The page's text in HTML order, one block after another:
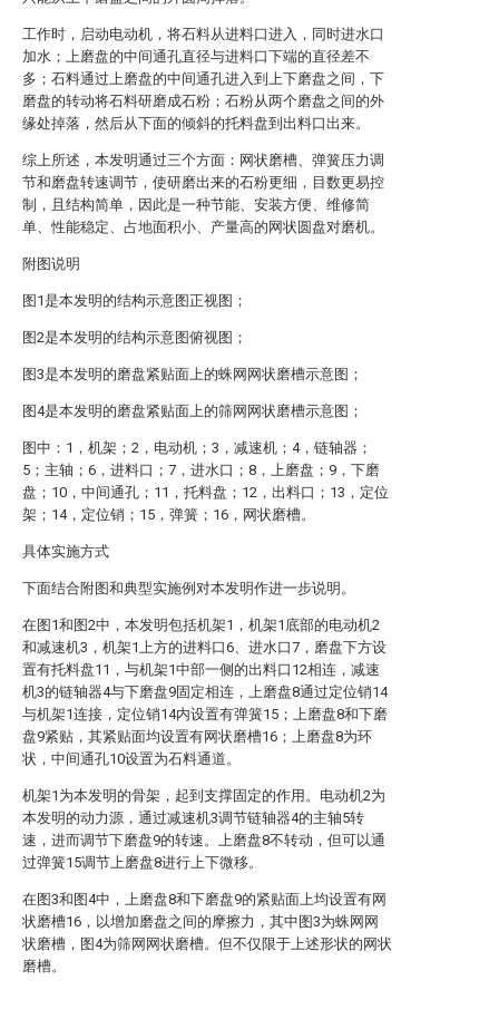
工作时，启动电动机，将石料从进料口进入，同时进水口
加水；上磨盘的中间通孔直径与进料口下端的直径差不
多；石料通过上磨盘的中间通孔进入到上下磨盘之间，下
磨盘的转动将石料研磨成石粉；石粉从两个磨盘之间的外
缘处掉落，然后从下面的倾斜的托料盘到出料口出来。
综上所述，本发明通过三个方面：网状磨槽、弹簧压力调
节和磨盘转速调节，使研磨出来的石粉更细，目数更易控
制，且结构简单，因此是一种节能、安装方便、维修简
单、性能稳定、占地面积小、产量高的网状圆盘对磨机。
附图说明
图1是本发明的结构示意图正视图；
图2是本发明的结构示意图俯视图；
图3是本发明的磨盘紧贴面上的蛛网网状磨槽示意图；
图4是本发明的磨盘紧贴面上的筛网网状磨槽示意图；
图中：1，机架；2，电动机；3，减速机；4，链轴器；
5；主轴；6，进料口；7，进水口；8，上磨盘；9，下磨
盘；10，中间通孔；11，托料盘；12，出料口；13，定位
架；14，定位销；15，弹簧；16，网状磨槽。
具体实施方式
下面结合附图和典型实施例对本发明作进一步说明。
在图1和图2中，本发明包括机架1，机架1底部的电动机2
和减速机3，机架1上方的进料口6、进水口7，磨盘下方设
置有托料盘11，与机架1中部一侧的出料口12相连，减速
机3的链轴器4与下磨盘9固定相连，上磨盘8通过定位销14
与机架1连接，定位销14内设置有弹簧15；上磨盘8和下磨
盘9紧贴，其紧贴面均设置有网状磨槽16；上磨盘8为环
状，中间通孔10设置为石料通道。
机架1为本发明的骨架，起到支撑固定的作用。电动机2为
本发明的动力源，通过减速机3调节链轴器4的主轴5转
速，进而调节下磨盘9的转速。上磨盘8不转动，但可以通
过弹簧15调节上磨盘8进行上下微移。
在图3和图4中，上磨盘8和下磨盘9的紧贴面上均设置有网
状磨槽16，以增加磨盘之间的摩擦力，其中图3为蛛网网
状磨槽，图4为筛网网状磨槽。但不仅限于上述形状的网状
磨槽。